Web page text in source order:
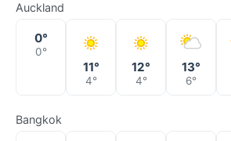
Auckland
0°
0°
11°
4°
12°
4°
13°
6°
Bangkok